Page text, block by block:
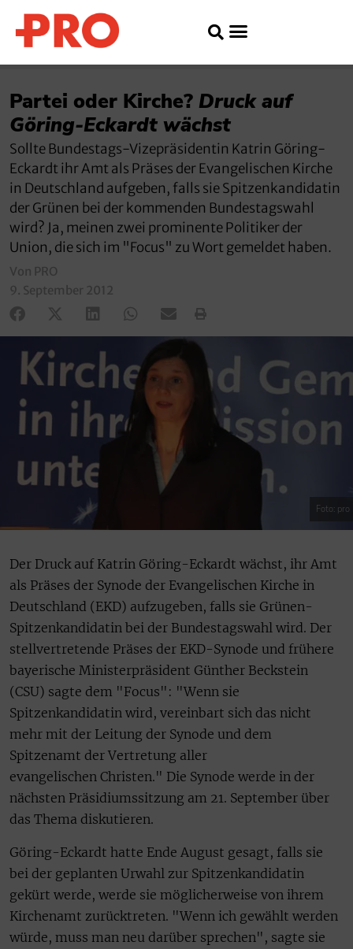
Partei oder Kirche? Druck auf
Göring-Eckardt wächst
Sollte Bundestags-Vizepräsidentin Katrin Göring-
Eckardt ihr Amt als Präses der Evangelischen Kirche
in Deutschland aufgeben, falls sie Spitzenkandidatin
der Grünen bei der kommenden Bundestagswahl
wird? Ja, meinen zwei prominente Politiker der
Union, die sich im "Focus" zu Wort gemeldet haben.
Von PRO
9. September 2012
Foto: pro
Der Druck auf Katrin Göring-Eckardt wächst, ihr Amt
als Präses der Synode der Evangelischen Kirche in
Deutschland (EKD) aufzugeben, falls sie Grünen-
Spitzenkandidatin bei der Bundestagswahl wird. Der
stellvertretende Präses der EKD-Synode und frühere
bayerische Ministerpräsident Günther Beckstein
(CSU) sagte dem "Focus": "Wenn sie
Spitzenkandidatin wird, vereinbart sich das nicht
mehr mit der Leitung der Synode und dem
Spitzenamt der Vertretung aller
evangelischen Christen." Die Synode werde in der
nächsten Präsidiumssitzung am 21. September über
das Thema diskutieren.
Göring-Eckardt hatte Ende August gesagt, falls sie
bei der geplanten Urwahl zur Spitzenkandidatin
gekürt werde, werde sie möglicherweise von ihrem
Kirchenamt zurücktreten. "Wenn ich gewählt werden
würde, muss man neu darüber sprechen", sagte sie